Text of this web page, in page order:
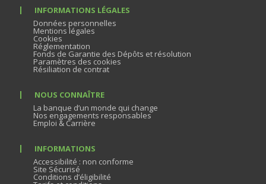
INFORMATIONS LÉGALES
Données personnelles
Mentions légales
Cookies
Réglementation
Fonds de Garantie des Dépôts et résolution
Paramètres des cookies
Résiliation de contrat
NOUS CONNAÎTRE
La banque d’un monde qui change
Nos engagements responsables
Emploi & Carrière
INFORMATIONS
Accessibilité : non conforme
Site Sécurisé
Conditions d’éligibilité